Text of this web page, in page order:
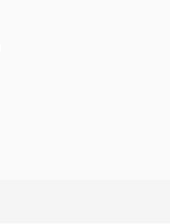
ABONNEER OP ONZE